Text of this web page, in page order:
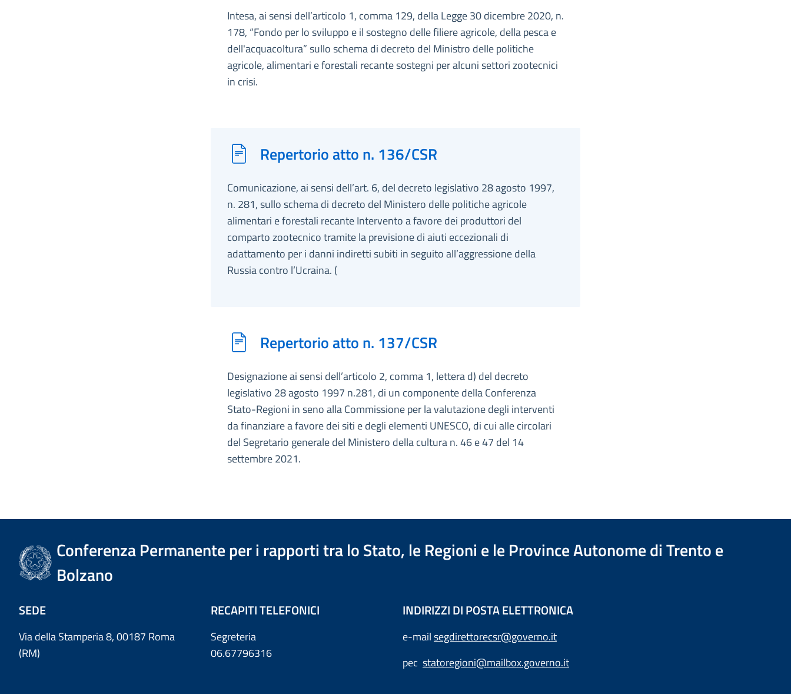
Intesa, ai sensi dell’articolo 1, comma 129, della Legge 30 dicembre 2020, n.
178, “Fondo per lo sviluppo e il sostegno delle filiere agricole, della pesca e
dell'acquacoltura” sullo schema di decreto del Ministro delle politiche
agricole, alimentari e forestali recante sostegni per alcuni settori zootecnici
in crisi.
Repertorio atto n. 136/CSR
Comunicazione, ai sensi dell’art. 6, del decreto legislativo 28 agosto 1997,
n. 281, sullo schema di decreto del Ministero delle politiche agricole
alimentari e forestali recante Intervento a favore dei produttori del
comparto zootecnico tramite la previsione di aiuti eccezionali di
adattamento per i danni indiretti subiti in seguito all’aggressione della
Russia contro l’Ucraina. (
Repertorio atto n. 137/CSR
Designazione ai sensi dell’articolo 2, comma 1, lettera d) del decreto
legislativo 28 agosto 1997 n.281, di un componente della Conferenza
Stato-Regioni in seno alla Commissione per la valutazione degli interventi
da finanziare a favore dei siti e degli elementi UNESCO, di cui alle circolari
del Segretario generale del Ministero della cultura n. 46 e 47 del 14
settembre 2021.
Conferenza Permanente per i rapporti tra lo Stato, le Regioni e le Province Autonome di Trento e
Bolzano
SEDE
Via della Stamperia 8, 00187 Roma
(RM)
RECAPITI TELEFONICI
Segreteria
06.67796316
INDIRIZZI DI POSTA ELETTRONICA
e-mailsegdirettorecsr@governo.it
pec statoregioni@mailbox.governo.it